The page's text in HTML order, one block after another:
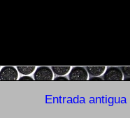
Entrada antigua